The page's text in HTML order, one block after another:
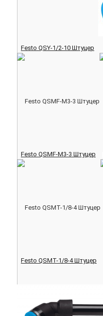
Festo QSY-1/2-10 Штуцер
Festo QSMF-M3-3 Штуцер
Festo QSMT-1/8-4 Штуцер